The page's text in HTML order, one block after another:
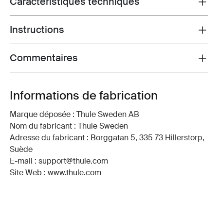
Toggle guides and instructions
Instructions
Toggle overview
Commentaires
Informations de fabrication
Marque déposée : Thule Sweden AB
Nom du fabricant : Thule Sweden
Adresse du fabricant : Borggatan 5, 335 73 Hillerstorp,
Suède
E-mail : support@thule.com
Site Web : www.thule.com